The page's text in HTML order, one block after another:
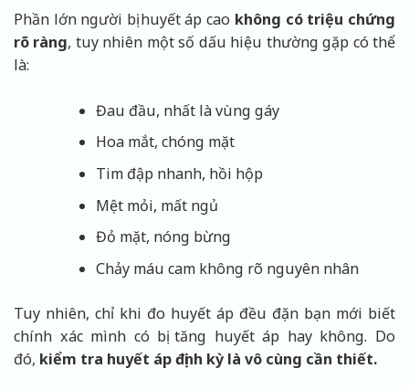
Phần lớn người bị huyết áp cao không có triệu chứng
rõ ràng, tuy nhiên một số dấu hiệu thường gặp có thể
là:
Đau đầu, nhất là vùng gáy
Hoa mắt, chóng mặt
Tim đập nhanh, hồi hộp
Mệt mỏi, mất ngủ
Đỏ mặt, nóng bừng
Chảy máu cam không rõ nguyên nhân
Tuy nhiên, chỉ khi đo huyết áp đều đặn bạn mới biết
chính xác mình có bị tăng huyết áp hay không. Do
đó, kiểm tra huyết áp định kỳ là vô cùng cần thiết.